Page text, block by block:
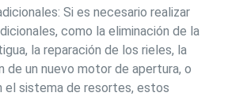
Si es necesario realizar
como la eliminación de la
la reparación de los rieles, la
de un nuevo motor de apertura, o
el sistema de resortes, estos